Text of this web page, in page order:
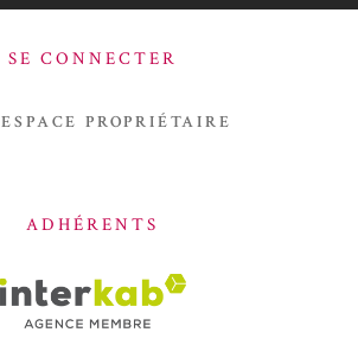
SE CONNECTER
ESPACE PROPRIÉTAIRE
ADHÉRENTS